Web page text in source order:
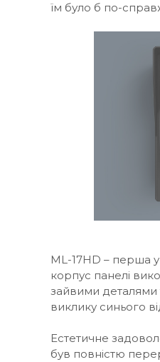
їм було б по-
ML-17HD – перша
корпус панелі
зайвими деталями
виклику синього
Естетичне
був повністю